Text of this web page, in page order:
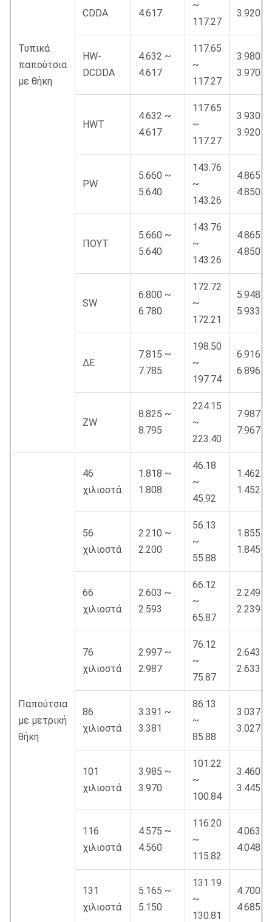
Τυπικά
παπούτσια
με θήκη
CDDA
4.617
~
117.27
3.920
HW-
DCDDA
4.632 ~
4.617
117.65
~
117.27
3.980 ~
3.970
HWT
4.632 ~
4.617
117.65
~
117.27
3.930 ~
3.920
PW
5.660 ~
5.640
143.76
~
143.26
4.865 ~
4.850
ΠΟΥΤ
5.660 ~
5.640
143.76
~
143.26
4.865 ~
4.850
SW
6.800 ~
6.780
172.72
~
172.21
5.948 ~
5.933
ΔΕ
7.815 ~
7.785
198.50
~
197.74
6.916 ~
6.896
ZW
8.825 ~
8.795
224.15
~
223.40
7.987 ~
7.967
Παπούτσια
με μετρική
θήκη
46
χιλιοστά
1.818 ~
1.808
46.18
~
45.92
1.462 ~
1.452
56
χιλιοστά
2.210 ~
2.200
56.13
~
55.88
1.855 ~
1.845
66
χιλιοστά
2.603 ~
2.593
66.12
~
65.87
2.249 ~
2.239
76
χιλιοστά
2.997 ~
2.987
76.12
~
75.87
2.643 ~
2.633
86
χιλιοστά
3.391 ~
3.381
86.13
~
85.88
3.037 ~
3.027
101
χιλιοστά
3.985 ~
3.970
101.22
~
100.84
3.460 ~
3.445
116
χιλιοστά
4.575 ~
4.560
116.20
~
115.82
4.063 ~
4.048
131
χιλιοστά
5.165 ~
5.150
131.19
~
130.81
4.700 ~
4.685